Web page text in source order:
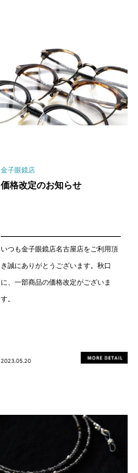
金子眼鏡店
価格改定のお知らせ
いつも金子眼鏡店名古屋店をご利用頂
き誠にありがとうございます。秋口
に、一部商品の価格改定がございま
す。
2023.05.20